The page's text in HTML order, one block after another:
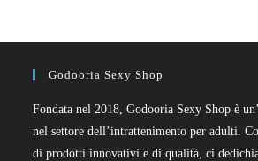
Godooria Sexy Shop
Fondata nel 2018, Godooria Sexy Shop è
nel settore dell’intrattenimento per adulti.
di prodotti innovativi e di qualità, ci